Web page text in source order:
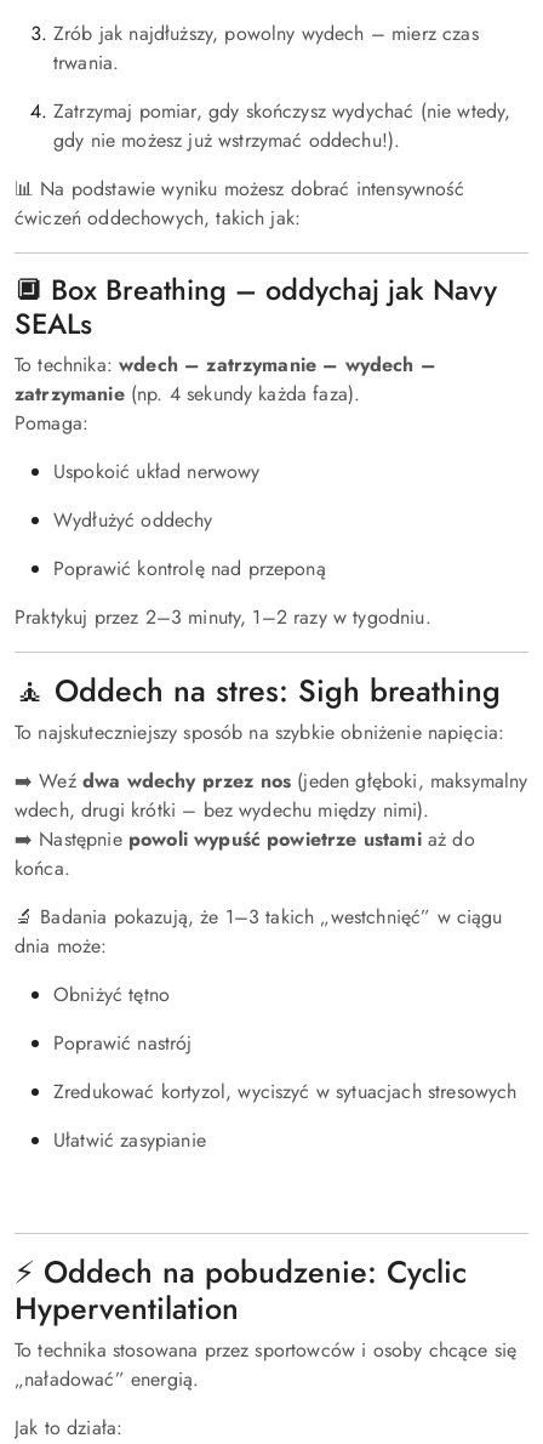
Zrób jak najdłuższy, powolny wydech – mierz czas
trwania.
Zatrzymaj pomiar, gdy skończysz wydychać (nie wtedy,
gdy nie możesz już wstrzymać oddechu!).
📊 Na podstawie wyniku możesz dobrać intensywność
ćwiczeń oddechowych, takich jak:
🔲 Box Breathing – oddychaj jak Navy
SEALs
To technika:wdech – zatrzymanie – wydech –
zatrzymanie(np. 4 sekundy każda faza).
Pomaga:
Uspokoić układ nerwowy
Wydłużyć oddechy
Poprawić kontrolę nad przeponą
Praktykuj przez 2–3 minuty, 1–2 razy w tygodniu.
🧘 Oddech na stres: Sigh breathing
To najskuteczniejszy sposób na szybkie obniżenie napięcia:
➡️ Weź dwa wdechy przez nos (jeden głęboki, maksymalny
wdech, drugi krótki – bez wydechu między nimi).
➡️ Następnie powoli wypuść powietrze ustamiaż do
końca.
🔬 Badania pokazują, że 1–3 takich „westchnięć” w ciągu
dnia może:
Obniżyć tętno
Poprawić nastrój
Zredukować kortyzol, wyciszyć w sytuacjach stresowych
Ułatwić zasypianie
⚡ Oddech na pobudzenie: Cyclic
Hyperventilation
To technika stosowana przez sportowców i osoby chcące się
„naładować” energią.
Jak to działa: